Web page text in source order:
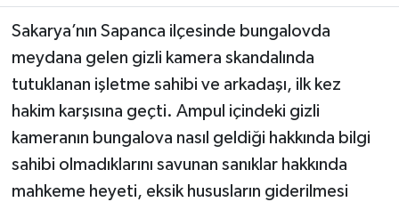
Sakarya’nın Sapanca ilçesinde bungalovda
meydana gelen gizli kamera skandalında
tutuklanan işletme sahibi ve arkadaşı, ilk kez
hakim karşısına geçti. Ampul içindeki gizli
kameranın bungalova nasıl geldiği hakkında bilgi
sahibi olmadıklarını savunan sanıklar hakkında
mahkeme heyeti, eksik hususların giderilmesi